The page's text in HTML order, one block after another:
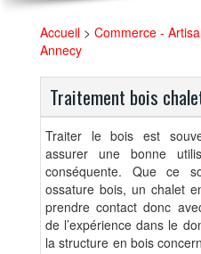
Accueil > Commerce -
Annecy
Traitement bois
Traiter le bois est
assurer une bonne
conséquente. Que ce
ossature bois, un chalet
prendre contact donc
de l’expérience dans le
la structure en bois